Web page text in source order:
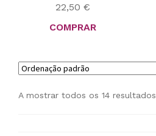
22,50 €
COMPRAR
A mostrar todos os 14 resultados